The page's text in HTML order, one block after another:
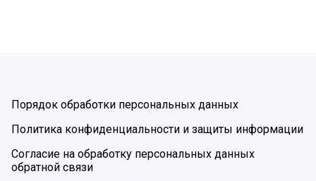
Порядок обработки персональных данных
Политика конфиденциальности и защиты информации
Согласие на обработку персональных данных
обратной связи